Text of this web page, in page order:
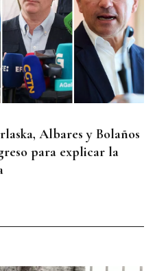
Albares y Bolaños
para explicar la